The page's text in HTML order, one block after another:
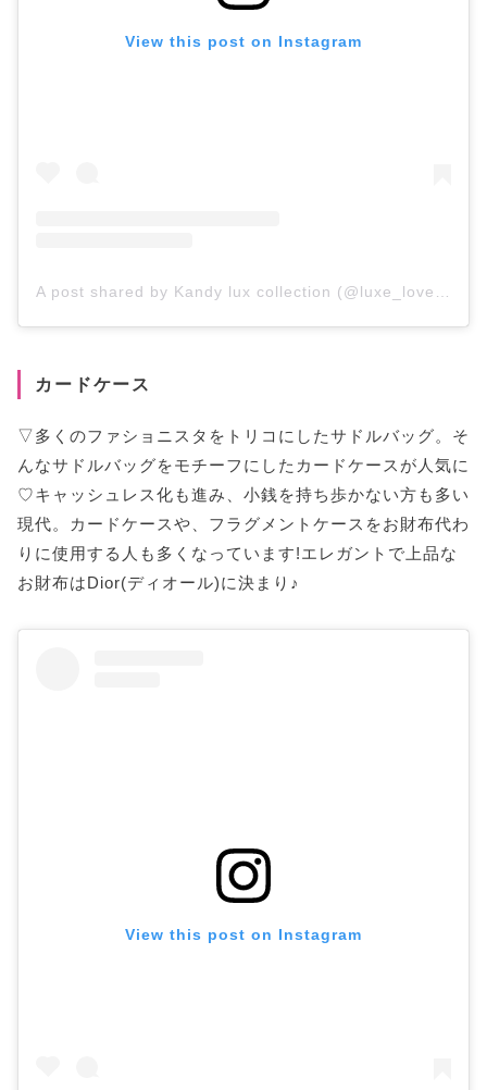
View this post on Instagram
カードケース
▽多くのファショニスタをトリコにしたサドルバッグ。そ
んなサドルバッグをモチーフにしたカードケースが人気に
♡キャッシュレス化も進み、小銭を持ち歩かない方も多い
現代。カードケースや、フラグメントケースをお財布代わ
りに使用する人も多くなっています!エレガントで上品な
お財布はDior(ディオール)に決まり♪
View this post on Instagram